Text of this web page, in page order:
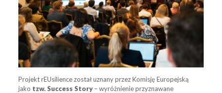
Projekt rEUsilience został uznany przez Komisję Europejską
jako tzw. Success Story – wyróżnienie przyznawane